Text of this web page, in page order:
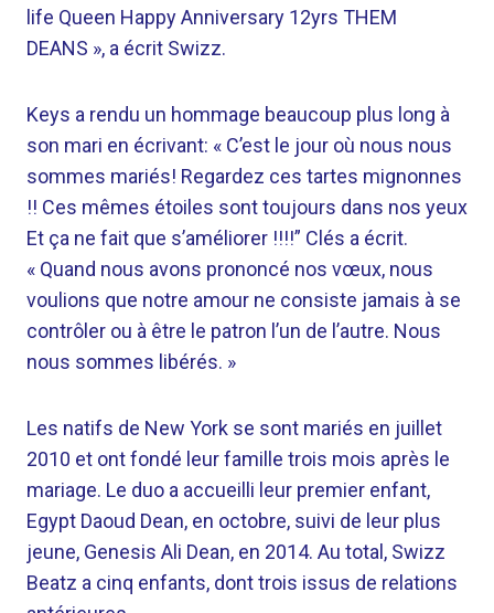
life Queen Happy Anniversary 12yrs THEM
DEANS », a écrit Swizz.
Keys a rendu un hommage beaucoup plus long à
son mari en écrivant: « C’est le jour où nous nous
sommes mariés! Regardez ces tartes mignonnes
!! Ces mêmes étoiles sont toujours dans nos yeux
Et ça ne fait que s’améliorer !!!!” Clés a écrit.
« Quand nous avons prononcé nos vœux, nous
voulions que notre amour ne consiste jamais à se
contrôler ou à être le patron l’un de l’autre. Nous
nous sommes libérés. »
Les natifs de New York se sont mariés en juillet
2010 et ont fondé leur famille trois mois après le
mariage. Le duo a accueilli leur premier enfant,
Egypt Daoud Dean, en octobre, suivi de leur plus
jeune, Genesis Ali Dean, en 2014. Au total, Swizz
Beatz a cinq enfants, dont trois issus de relations